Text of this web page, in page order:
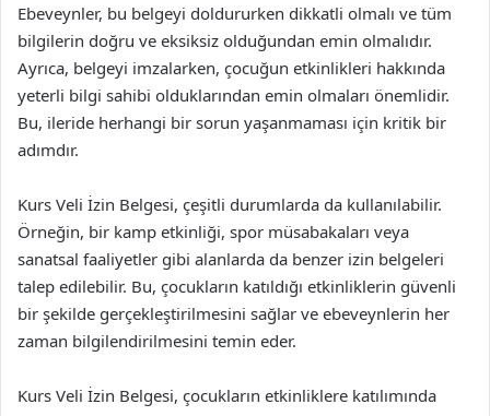
Ebeveynler, bu belgeyi doldururken dikkatli olmalı ve tüm
bilgilerin doğru ve eksiksiz olduğundan emin olmalıdır.
Ayrıca, belgeyi imzalarken, çocuğun etkinlikleri hakkında
yeterli bilgi sahibi olduklarından emin olmaları önemlidir.
Bu, ileride herhangi bir sorun yaşanmaması için kritik bir
adımdır.
Kurs Veli İzin Belgesi, çeşitli durumlarda da kullanılabilir.
Örneğin, bir kamp etkinliği, spor müsabakaları veya
sanatsal faaliyetler gibi alanlarda da benzer izin belgeleri
talep edilebilir. Bu, çocukların katıldığı etkinliklerin güvenli
bir şekilde gerçekleştirilmesini sağlar ve ebeveynlerin her
zaman bilgilendirilmesini temin eder.
Kurs Veli İzin Belgesi, çocukların etkinliklere katılımında